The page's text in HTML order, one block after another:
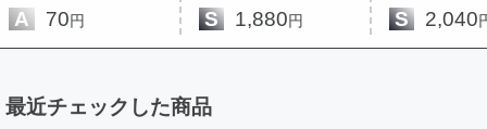
A 70円 S 1,880円 S 2,040
最近チェックした商品